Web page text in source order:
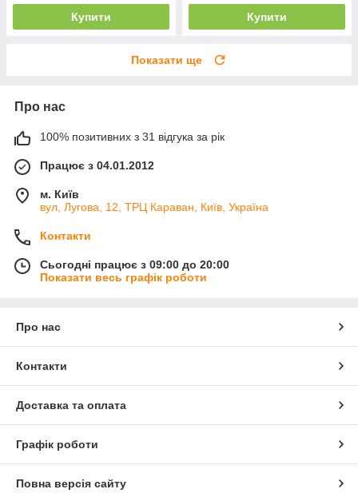
Купити Купити
Показати ще
Про нас
100% позитивних з 31 відгука за рік
Працює з 04.01.2012
м. Київ
вул, Лугова, 12, ТРЦ Караван, Київ, Україна
Контакти
Сьогодні працює з 09:00 до 20:00
Показати весь графік роботи
Про нас
Контакти
Доставка та оплата
Графік роботи
Повна версія сайту